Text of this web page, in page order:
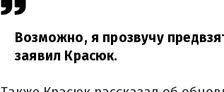
Возможно, я прозвучу
заявил Красюк.